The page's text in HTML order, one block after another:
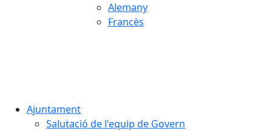
Alemany
Francès
Ajuntament
Salutació de l'equip de Govern